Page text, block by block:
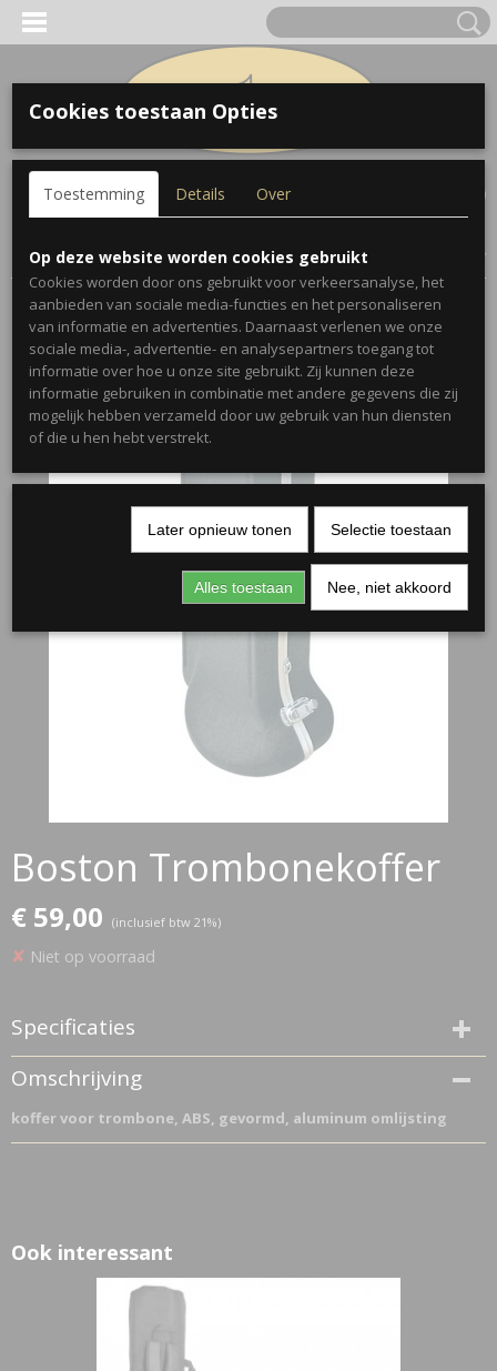
Inloggen Registreren
(0)
Home >Accessoires>Koffers en Etuis >Boston Trombonekoffer
Boston Trombonekoffer
€ 59,00 (inclusief btw 21%)
✘ Niet op voorraad
Specificaties
Netto gewicht
2,00 Kg
Bruto gewicht
2,00 Kg
Omschrijving
koffer voor trombone, ABS, gevormd, aluminum omlijsting
Ook interessant
Cookies toestaan Opties
Toestemming Details Over
Op deze website worden cookies gebruikt
Cookies worden door ons gebruikt voor verkeersanalyse, het
aanbieden van sociale media-functies en het personaliseren
van informatie en advertenties. Daarnaast verlenen we onze
sociale media-, advertentie- en analysepartners toegang tot
informatie over hoe u onze site gebruikt. Zij kunnen deze
informatie gebruiken in combinatie met andere gegevens die zij
mogelijk hebben verzameld door uw gebruik van hun diensten
of die u hen hebt verstrekt.
Later opnieuw tonen Selectie toestaan
Alles toestaan Nee, niet akkoord